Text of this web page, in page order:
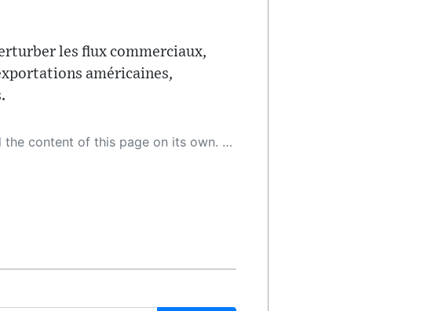
les flux commerciaux,
américaines,
citizen. Please keep in mind, however, that this system is an evolving technology, and as a result, the article may contain accidental inaccuracies or errors. We urge you to help us improve our site by reporting any inaccuracies you find using the "